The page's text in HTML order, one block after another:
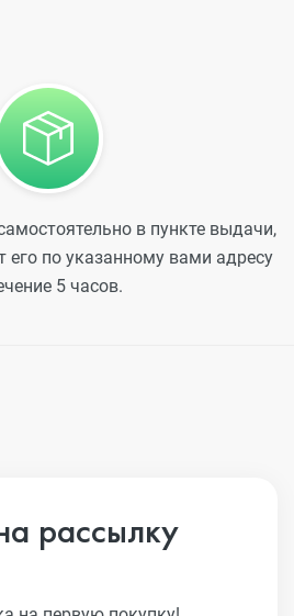
в пункте выдачи,
его по указанному вами адресу
5 часов.
рассылку